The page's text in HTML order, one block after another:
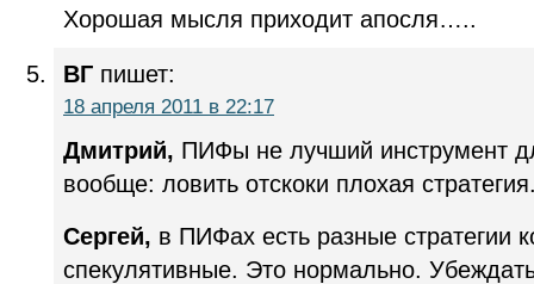
Хорошая мысля приходит апосля…..
ВГ пишет:
18 апреля 2011 в 22:17
Дмитрий, ПИФы не лучший инструмент
вообще: ловить отскоки плохая
Сергей, в ПИФах есть разные стратегии
спекулятивные. Это нормально.